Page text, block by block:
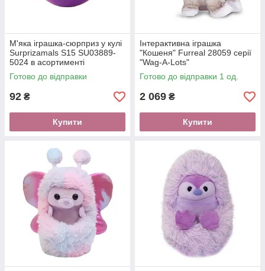
М'яка іграшка-сюрприз у кулі
Surprizamals S15 SU03889-
5024 в асортименті
Готово до відправки
92 ₴
Купити
Інтерактивна іграшка
"Кошеня" Furreal 28059 серії
"Wag-A-Lots"
Готово до відправки 1 од.
2 069 ₴
Купити